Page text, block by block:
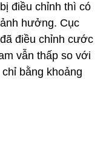
điều chỉnh thì có
hưởng. Cục
điều chỉnh cước
vẫn thấp so với
bằng khoảng